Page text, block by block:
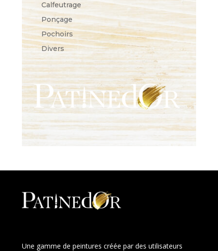
Calfeutrage
Ponçage
Pochoirs
Divers
Une gamme de peintures créée par des utilisateurs